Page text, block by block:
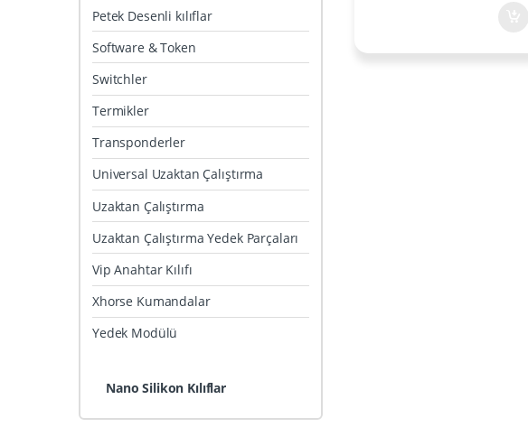
Petek Desenli kılıflar
Software & Token
Switchler
Termikler
Transponderler
Universal Uzaktan Çalıştırma
Uzaktan Çalıştırma
Uzaktan Çalıştırma Yedek Parçaları
Vip Anahtar Kılıfı
Xhorse Kumandalar
Yedek Modülü
Nano Silikon Kılıflar